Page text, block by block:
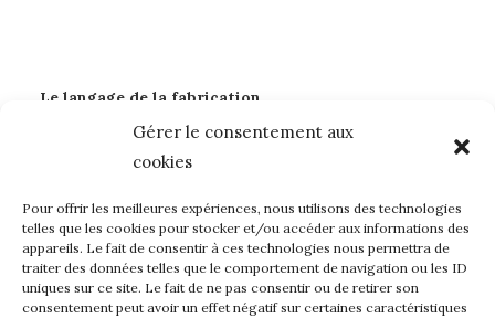
Gérer le consentement aux
cookies
Pour offrir les meilleures expériences, nous utilisons des technologies
telles que les cookies pour stocker et/ou accéder aux informations des
appareils. Le fait de consentir à ces technologies nous permettra de
traiter des données telles que le comportement de navigation ou les ID
uniques sur ce site. Le fait de ne pas consentir ou de retirer son
consentement peut avoir un effet négatif sur certaines caractéristiques
Le langage de la fabrication
Dentelle Leavers Laines françaises
sidobre
Textile
Tricolor
À propos de madeintownshop…
Mon compte